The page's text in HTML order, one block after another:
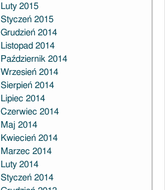
Luty 2015
Styczeń 2015
Grudzień 2014
Listopad 2014
Październik 2014
Wrzesień 2014
Sierpień 2014
Lipiec 2014
Czerwiec 2014
Maj 2014
Kwiecień 2014
Marzec 2014
Luty 2014
Styczeń 2014